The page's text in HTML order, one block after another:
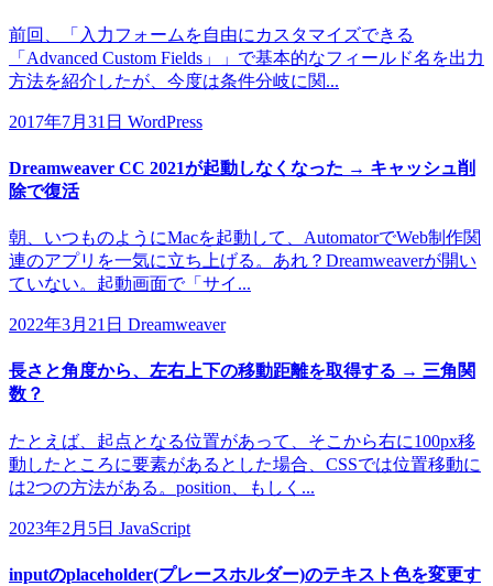
前回、「入力フォームを自由にカスタマイズできる
「Advanced Custom Fields」」で基本的なフィールド名を出力
方法を紹介したが、今度は条件分岐に関...
2017年7月31日 WordPress
Dreamweaver CC 2021が起動しなくなった → キャッシュ削
除で復活
朝、いつものようにMacを起動して、AutomatorでWeb制作関
連のアプリを一気に立ち上げる。あれ？Dreamweaverが開い
ていない。起動画面で「サイ...
2022年3月21日 Dreamweaver
長さと角度から、左右上下の移動距離を取得する → 三角関
数？
たとえば、起点となる位置があって、そこから右に100px移
動したところに要素があるとした場合、CSSでは位置移動に
は2つの方法がある。position、もしく...
2023年2月5日 JavaScript
inputのplaceholder(プレースホルダー)のテキスト色を変更す